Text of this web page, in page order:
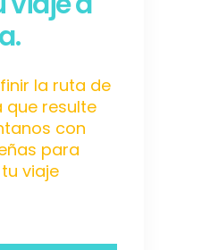
la ruta de
que resulte
con
para
viaje